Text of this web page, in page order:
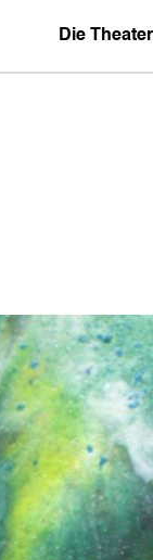
Die Theater